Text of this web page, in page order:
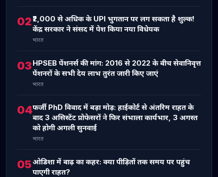
02₹2,000 से अधिक के UPI भुगतान पर लग सकता है शुल्क!
केंद्र सरकार ने संसद में पेश किया नया विधेयक
भारत
03HPSEB पेंशनर्स की मांग: 2016 से 2022 के बीच सेवानिवृत्त
पेंशनरों के सभी देय लाभ तुरंत जारी किए जाएं
भारत
04फर्जी PhD विवाद में बड़ा मोड़: हाईकोर्ट से अंतरिम राहत के
बाद 3 असिस्टेंट प्रोफेसरों ने फिर संभाला कार्यभार, 3 अगस्त
को होगी अगली सुनवाई
भारत
05ओडिशा में बाढ़ का कहर: क्या पीड़ितों तक समय पर पहुंच
पाएगी राहत?